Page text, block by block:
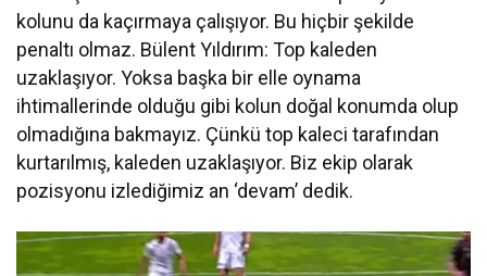
kolunu da kaçırmaya çalışıyor. Bu hiçbir şekilde
penaltı olmaz. Bülent Yıldırım: Top kaleden
uzaklaşıyor. Yoksa başka bir elle oynama
ihtimallerinde olduğu gibi kolun doğal konumda olup
olmadığına bakmayız. Çünkü top kaleci tarafından
kurtarılmış, kaleden uzaklaşıyor. Biz ekip olarak
pozisyonu izlediğimiz an ‘devam’ dedik.